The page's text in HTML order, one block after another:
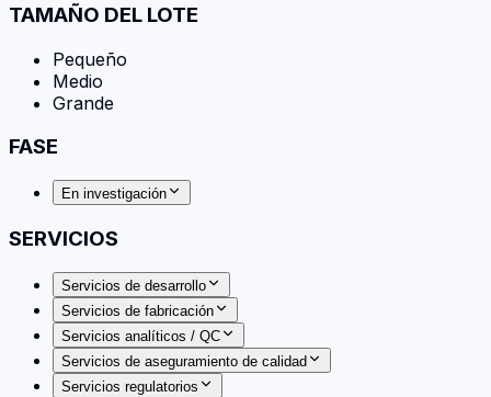
TAMAÑO DEL LOTE
Pequeño
Medio
Grande
FASE
En investigación
SERVICIOS
Servicios de desarrollo
Servicios de fabricación
Servicios analíticos / QC
Servicios de aseguramiento de calidad
Servicios regulatorios